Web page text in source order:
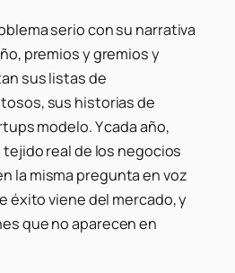
serio con su narrativa
premios y gremios y
sus listas de
sus historias de
modelo. Y cada año,
real de los negocios
la misma pregunta en voz
éxito viene del mercado, y
que no aparecen en